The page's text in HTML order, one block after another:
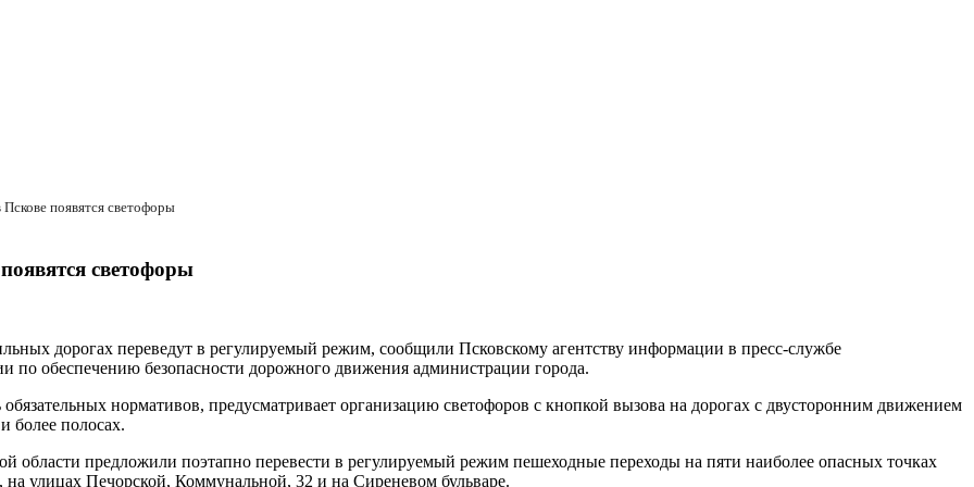
появятся светофоры
светофоры
дорогах переведут в регулируемый режим, сообщили Псковскому агентству информации в пресс-службе
по обеспечению безопасности дорожного движения администрации города.
нормативов, предусматривает организацию светофоров с кнопкой вызова на дорогах с двусторонним движением
более полосах.
предложили поэтапно перевести в регулируемый режим пешеходные переходы на пяти наиболее опасных точках
улицах Печорской, Коммунальной, 32 и на Сиреневом бульваре.